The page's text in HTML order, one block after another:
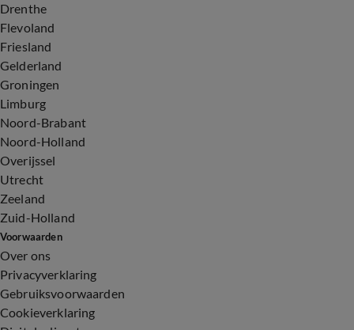
Drenthe
Flevoland
Friesland
Gelderland
Groningen
Limburg
Noord-Brabant
Noord-Holland
Overijssel
Utrecht
Zeeland
Zuid-Holland
Voorwaarden
Over ons
Privacyverklaring
Gebruiksvoorwaarden
Cookieverklaring